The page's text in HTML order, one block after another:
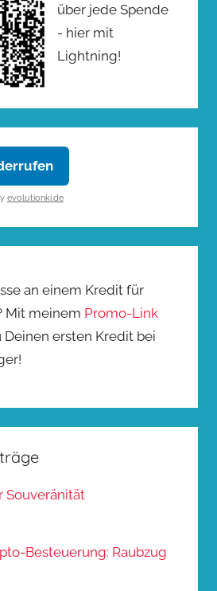
über jede Spende
- hier mit
Lightning!
evolutionki.de
an einem Kredit für
Mit meinem Promo-Link
ersten Kredit bei
Souveränität
Besteuerung: Raubzug